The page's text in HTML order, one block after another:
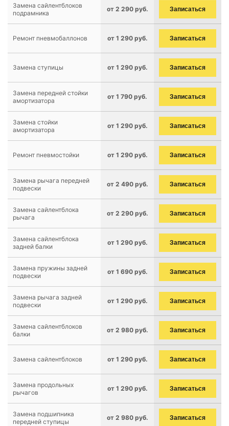
Замена сайлентблоков
подрамника
от 2 290 руб. Записаться
Ремонт пневмобаллонов от 1 290 руб. Записаться
Замена ступицы от 1 290 руб. Записаться
Замена передней стойки
амортизатора
от 1 790 руб. Записаться
Замена стойки
амортизатора
от 1 290 руб. Записаться
Ремонт пневмостойки от 1 290 руб. Записаться
Замена рычага передней
подвески
от 2 490 руб. Записаться
Замена сайлентблока
рычага
от 2 290 руб. Записаться
Замена сайлентблока
задней балки
от 1 290 руб. Записаться
Замена пружины задней
подвески
от 1 690 руб. Записаться
Замена рычага задней
подвески
от 1 290 руб. Записаться
Замена сайлентблоков
балки
от 2 980 руб. Записаться
Замена сайлентблоков от 1 290 руб. Записаться
Замена продольных
рычагов
от 1 290 руб. Записаться
Замена подшипника
передней ступицы
от 2 980 руб. Записаться